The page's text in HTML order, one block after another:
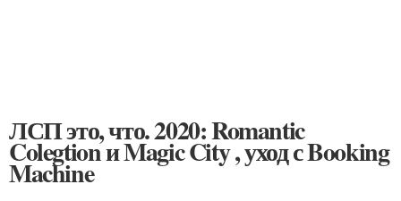
ЛСП это, что. 2020: Romantic
Colegtion и Magic City , уход с Booking
Machine